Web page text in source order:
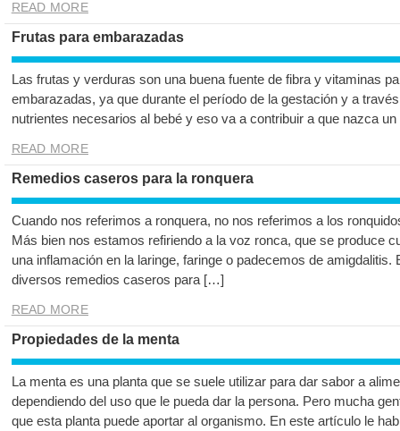
READ MORE
Frutas para embarazadas
Las frutas y verduras son una buena fuente de fibra y vitaminas
embarazadas, ya que durante el período de la gestación y a
nutrientes necesarios al bebé y eso va a contribuir a que nazca
READ MORE
Remedios caseros para la ronquera
Cuando nos referimos a ronquera, no nos referimos a los
Más bien nos estamos refiriendo a la voz ronca, que se produce
una inflamación en la laringe, faringe o padecemos de
diversos remedios caseros para […]
READ MORE
Propiedades de la menta
La menta es una planta que se suele utilizar para dar sabor a
dependiendo del uso que le pueda dar la persona. Pero mucha
que esta planta puede aportar al organismo. En este artículo le